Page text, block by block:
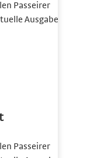
Passeirer
Ausgabe
Passeirer